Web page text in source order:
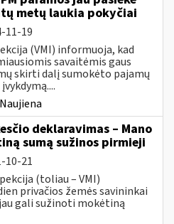
metų laukia pokyčiai
11-19
(VMI) informuoja, kad
savaitėmis gaus
skirti dalį sumokėto pajamų
Naujiena
deklaravimas – Mano
sumą sužinos pirmieji
10-21
(toliau – VMI)
privačios žemės savininkai
gali sužinoti mokėtiną